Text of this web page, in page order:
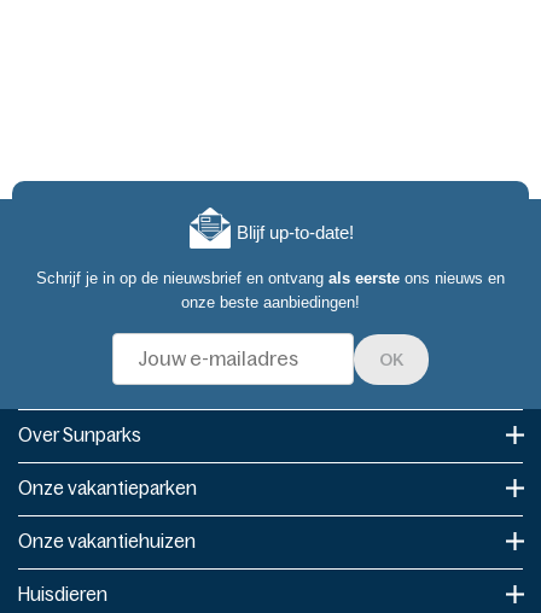
Blijf up-to-date!
Schrijf je in op de nieuwsbrief en ontvang als eerste ons nieuws en
onze beste aanbiedingen!
OK
Over Sunparks
Onze vakantieparken
Onze vakantiehuizen
Huisdieren